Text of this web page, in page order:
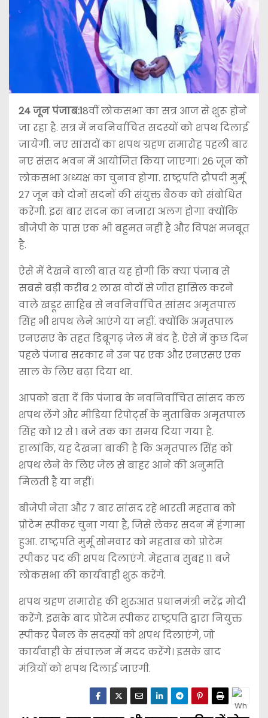
24 जून पंजाब:18वीं लोकसभा का सत्र आज से शुरू होने
जा रहा है. सत्र में नवनिर्वाचित सदस्यों को शपथ दिलाई
जायेगी. नए सांसदों का शपथ ग्रहण समारोह पहली बार
नए संसद भवन में आयोजित किया जाएगा। 26 जून को
लोकसभा अध्यक्ष का चुनाव होगा. राष्ट्रपति द्रौपदी मुर्मू
27 जून को दोनों सदनों की संयुक्त बैठक को संबोधित
करेंगी. इस बार सदन का नजारा अलग होगा क्योंकि
बीजेपी के पास एक भी बहुमत नहीं है और विपक्ष मजबूत
है.
ऐसे में देखने वाली बात यह होगी कि क्या पंजाब से
सबसे बड़ी करीब 2 लाख वोटों से जीत हासिल करने
वाले खडूर साहिब से नवनिर्वाचित सांसद अमृतपाल
सिंह भी शपथ लेने आएंगे या नहीं. क्योंकि अमृतपाल
एनएसए के तहत डिब्रूगढ़ जेल में बंद हैं. ऐसे में कुछ दिन
पहले पंजाब सरकार ने उन पर एक और एनएसए एक
साल के लिए बढ़ा दिया था.
आपको बता दें कि पंजाब के नवनिर्वाचित सांसद कल
शपथ लेंगे और मीडिया रिपोर्ट्स के मुताबिक अमृतपाल
सिंह को 12 से 1 बजे तक का समय दिया गया है.
हालांकि, यह देखना बाकी है कि अमृतपाल सिंह को
शपथ लेने के लिए जेल से बाहर आने की अनुमति
मिलती है या नहीं।
बीजेपी नेता और 7 बार सांसद रहे भारती महताब को
प्रोटेम स्पीकर चुना गया है, जिसे लेकर सदन में हंगामा
हुआ. राष्ट्रपति मुर्मू सोमवार को महताब को प्रोटेम
स्पीकर पद की शपथ दिलाएंगे. मेहताब सुबह 11 बजे
लोकसभा की कार्यवाही शुरू करेंगे.
शपथ ग्रहण समारोह की शुरुआत प्रधानमंत्री नरेंद्र मोदी
करेंगे. इसके बाद प्रोटेम स्पीकर राष्ट्रपति द्वारा नियुक्त
स्पीकर पैनल के सदस्यों को शपथ दिलाएंगे, जो
कार्यवाही के संचालन में मदद करेंगे। इसके बाद
मंत्रियों को शपथ दिलाई जाएगी.